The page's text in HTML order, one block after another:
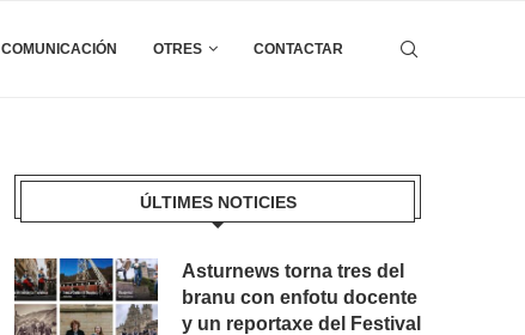
COMUNICACIÓN OTRES CONTACTAR
ÚLTIMES NOTICIES
Asturnews torna tres del
branu con enfotu docente
y un reportaxe del Festival